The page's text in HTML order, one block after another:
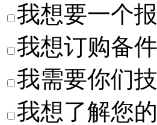
我想要一个
我想订购备件
我需要你们
我想了解您